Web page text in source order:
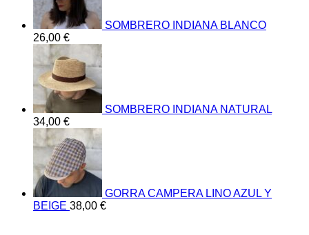
SOMBRERO INDIANA BLANCO
26,00 €
SOMBRERO INDIANA NATURAL
34,00 €
GORRA CAMPERA LINO AZUL Y
BEIGE 38,00 €